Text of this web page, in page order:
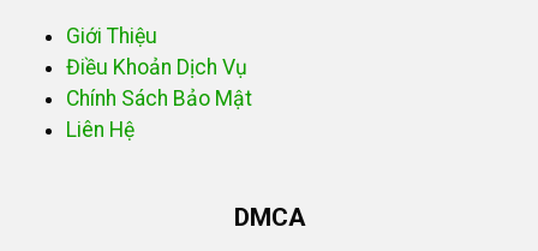
Giới Thiệu
Điều Khoản Dịch Vụ
Chính Sách Bảo Mật
Liên Hệ
DMCA